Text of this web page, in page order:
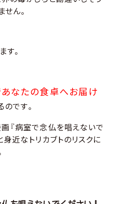
せん。
す。
なたの食卓へお届け
のです。
『病室で念仏を唱えないで
身近なトリカブトのリスクに